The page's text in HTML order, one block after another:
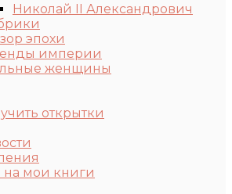
Николай II Александрович
эпохи
империи
женщины
открытки
на мои книги